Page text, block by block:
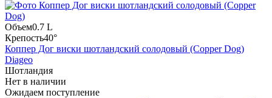
Объем0.7 L
Крепость40°
Коппер Дог виски шотландский солодовый (Copper Dog)
Diageo
Шотландия
Нет в наличии
Ожидаем поступление